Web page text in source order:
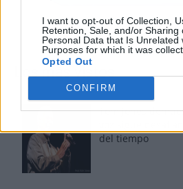
I want to opt-out of Collection,
Retention, Sale, and/or Sharing
Personal Data that Is Unrelated
Purposes for which it was
Opted Out
CONFIRM
Los más vistos
Tom Jones
del tiempo